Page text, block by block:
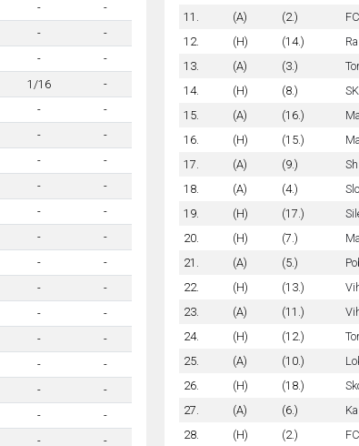
-
-
-
-
-
-
1/16
-
-
-
-
-
-
-
-
-
-
-
-
-
-
-
-
-
-
-
-
-
-
-
-
-
-
-
- -
11.
(A) (2.)
12.
(H) (14.)
13.
(A) (3.)
14.
(H) (8.)
15.
(A) (16.)
16.
(H) (15.)
17.
(A) (9.)
18.
(A) (4.)
19.
(H) (17.)
20.
(H) (7.)
21.
(A) (5.)
22.
(H) (13.)
23.
(A) (11.)
24.
(H) (12.)
25.
(A) (10.)
26.
(H) (18.)
27.
(A) (6.)
28.
(H) (2.)